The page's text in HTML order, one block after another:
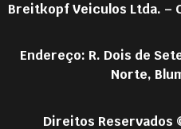
Breitkopf Veiculos Ltda. –
Endereço: R. Dois de
Norte,
Direitos Reservados